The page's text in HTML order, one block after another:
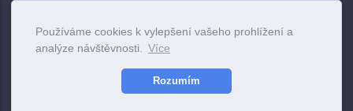
Používáme cookies k vylepšení vašeho prohlížení a
analýze návštěvnosti.
Více
Rozumím
www.vszahrady.cz